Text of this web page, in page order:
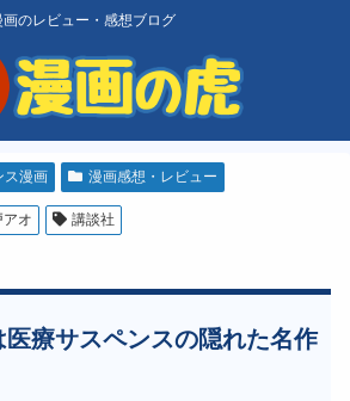
画のレビュー・感想ブログ
ス漫画 漫画感想・レビュー
アオ 講談社
療サスペンスの隠れた名作